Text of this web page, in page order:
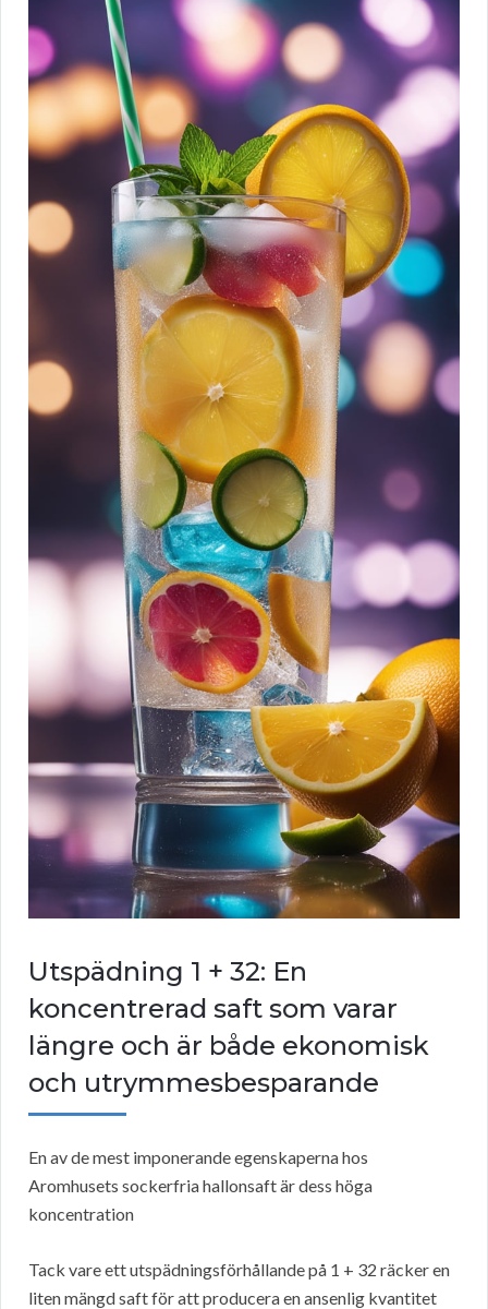
Utspädning 1 + 32: En
koncentrerad saft som varar
längre och är både ekonomisk
och utrymmesbesparande
En av de mest imponerande egenskaperna hos
Aromhusets sockerfria hallonsaft är dess höga
koncentration
Tack vare ett utspädningsförhållande på 1 + 32 räcker en
liten mängd saft för att producera en ansenlig kvantitet